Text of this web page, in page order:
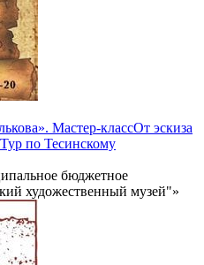
Мастер-классОт эскиза
Тур по Тесинскому
бюджетное
художественный музей"»